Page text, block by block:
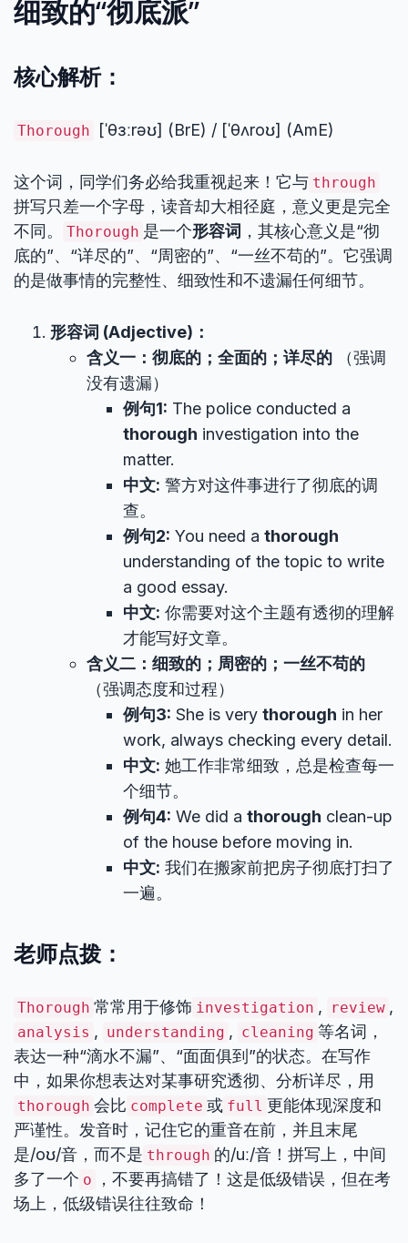
细致的“彻底派”
核心解析：
Thorough [ˈθɜːrəʊ] (BrE) / [ˈθʌroʊ] (AmE)
这个词，同学们务必给我重视起来！它与 through
拼写只差一个字母，读音却大相径庭，意义更是完全
不同。
Thorough 是一个形容词 ，其核心意义是“彻
底的”、“详尽的”、“周密的”、“一丝不苟的”。它强调
的是做事情的完整性、细致性和不遗漏任何细节。
形容词 (Adjective)：
含义一：彻底的；全面的；详尽的 （强调
没有遗漏）
例句1: The police conducted a
thorough investigation into the
matter.
中文: 警方对这件事进行了彻底的调
查。
例句2: You need a thorough
understanding of the topic to write
a good essay.
中文: 你需要对这个主题有透彻的理解
才能写好文章。
含义二：细致的；周密的；一丝不苟的
（强调态度和过程）
例句3: She is very thorough in her
work, always checking every detail.
中文: 她工作非常细致，总是检查每一
个细节。
例句4: We did a thorough clean-up
of the house before moving in.
中文: 我们在搬家前把房子彻底打扫了
一遍。
老师点拨：
Thorough 常常用于修饰 investigation , review ,
analysis , understanding , cleaning 等名词，
表达一种“滴水不漏”、“面面俱到”的状态。在写作
中，如果你想表达对某事研究透彻、分析详尽，用
thorough 会比 complete 或 full 更能体现深度和
严谨性。发音时，记住它的重音在前，并且末尾
是/oʊ/音，而不是 through 的/uː/音！拼写上，中间
多了一个 o
，不要再搞错了！这是低级错误，但在考
场上，低级错误往往致命！